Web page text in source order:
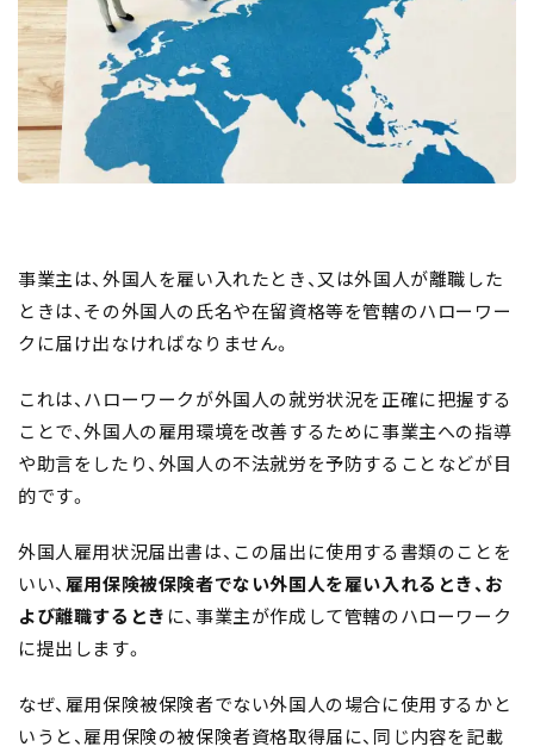
事業主は、外国人を雇い入れたとき、又は外国人が離職した
ときは、その外国人の氏名や在留資格等を管轄のハローワー
クに届け出なければなりません。
これは、ハローワークが外国人の就労状況を正確に把握する
ことで、外国人の雇用環境を改善するために事業主への指導
や助言をしたり、外国人の不法就労を予防することなどが目
的です。
外国人雇用状況届出書は、この届出に使用する書類のことを
いい、雇用保険被保険者でない外国人を雇い入れるとき、お
よび離職するとき に、事業主が作成して管轄のハローワーク
に提出します。
なぜ、雇用保険被保険者でない外国人の場合に使用するかと
いうと、雇用保険の被保険者資格取得届に、同じ内容を記載